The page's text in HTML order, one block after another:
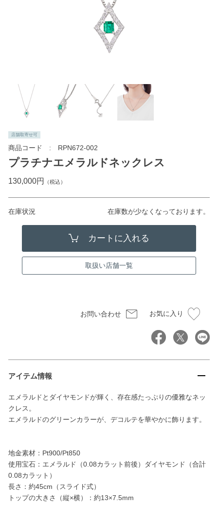
店舗取寄せ可
商品コード RPN672-002
プラチナエメラルドネックレス
130,000円 （税込）
在庫状況 在庫数が少なくなっております。
取扱い店舗一覧
お問い合わせ お気に入り
アイテム情報
エメラルドとダイヤモンドが輝く、存在感たっぷりの優雅なネッ
クレス。
エメラルドのグリーンカラーが、デコルテを華やかに飾ります。
地金素材：Pt900/Pt850
使用宝石：エメラルド（0.08カラット前後）ダイヤモンド（合計
0.08カラット）
長さ：約45cm（スライド式）
トップの大きさ（縦×横）：約13×7.5mm